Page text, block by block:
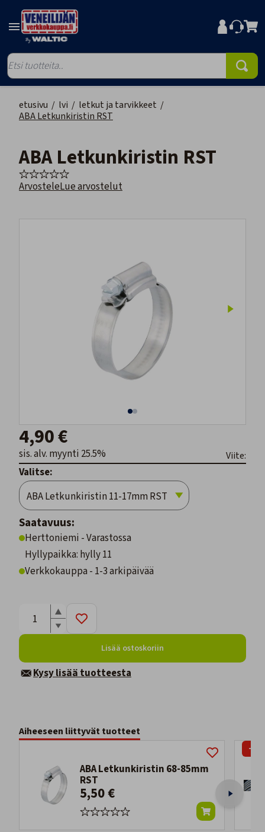
etusivu / lvi / letkut ja tarvikkeet /
ABA Letkunkiristin RST
ABA Letkunkiristin RST
ArvosteleLue arvostelut
4,90 €
sis. alv. myynti 25.5% Viite:
Valitse:
Saatavuus:
Herttoniemi - Varastossa
Hyllypaikka: hylly 11
Verkkokauppa - 1-3 arkipäivää
Lisää ostoskoriin
Kysy lisää tuotteesta
Aiheeseen liittyvät tuotteet
ABA Letkunkiristin 68-85mm
RST
5,50 €
-